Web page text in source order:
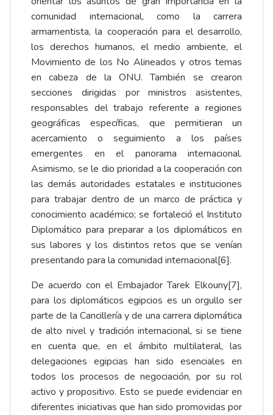
comunidad internacional, como la carrera
armamentista, la cooperación para el desarrollo,
los derechos humanos, el medio ambiente, el
Movimiento de los No Alineados y otros temas
en cabeza de la ONU. También se crearon
secciones dirigidas por ministros asistentes,
responsables del trabajo referente a regiones
geográficas específicas, que permitieran un
acercamiento o seguimiento a los países
emergentes en el panorama internacional.
Asimismo, se le dio prioridad a la cooperación con
las demás autoridades estatales e instituciones
para trabajar dentro de un marco de práctica y
conocimiento académico; se fortaleció el Instituto
Diplomático para preparar a los diplomáticos en
sus labores y los distintos retos que se venían
presentando para la comunidad internacional[6].
De acuerdo con el Embajador Tarek Elkouny[7],
para los diplomáticos egipcios es un orgullo ser
parte de la Cancillería y de una carrera diplomática
de alto nivel y tradición internacional, si se tiene
en cuenta que, en el ámbito multilateral, las
delegaciones egipcias han sido esenciales en
todos los procesos de negociación, por su rol
activo y propositivo. Esto se puede evidenciar en
diferentes iniciativas que han sido promovidas por